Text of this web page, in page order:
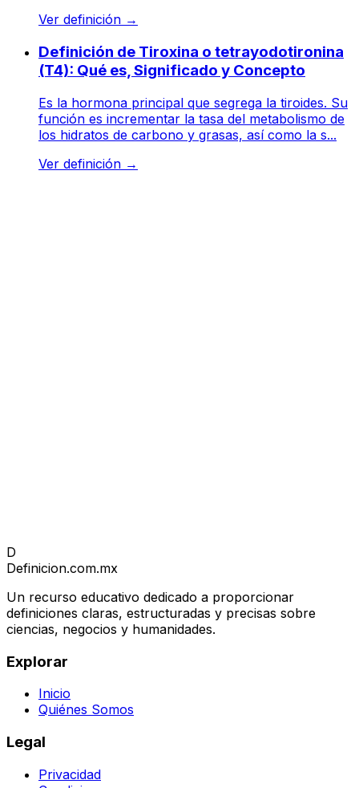
Ver definición →
Definición de Tiroxina o tetrayodotironina
(T4): Qué es, Significado y Concepto
Es la hormona principal que segrega la tiroides. Su
función es incrementar la tasa del metabolismo de
los hidratos de carbono y grasas, así como la s...
Ver definición →
D
Definicion.com.mx
Un recurso educativo dedicado a proporcionar
definiciones claras, estructuradas y precisas sobre
ciencias, negocios y humanidades.
Explorar
Inicio
Quiénes Somos
Legal
Privacidad